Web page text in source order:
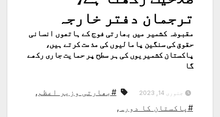
ترجمان دفتر خارجہ
مقبوضہ کشمیر میں بھارتی فوج کے ہاتھوں انسانی
حقوق کی سنگین پامالیوں کی مذمت کرتے ہیں،
پاکستان کشمیریوں کی ہر سطح پر حمایت جاری رکھے
گا
جنوری 14, 2023 #بھارتی وزیر اعظم ,
#پاکستان کا دورہ ,